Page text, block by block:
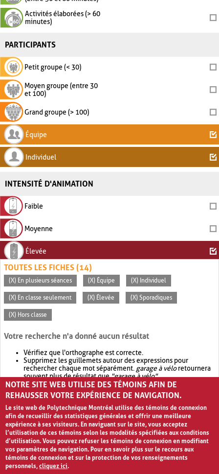
Activités élaborées (> 60
minutes)
PARTICIPANTS
Petit groupe (< 30)
Moyen groupe (entre 30
et 100)
Grand groupe (> 100)
Équipe
Individuel
INTENSITÉ D'ANIMATION
Faible
Moyenne
Élevée
TOUTES LES FICHES (14)
(X) En plusieurs séances (X) Équipe (X) Individuel
(X) En classe seulement (X) Élevée (X) Sporadiques
(X) Hors classe
Votre recherche n'a donné aucun résultat
Vérifiez que l'orthographe est correcte.
Supprimez les guillemets autour des expressions pour
rechercher chaque mot séparément. garage à véloretournera
souvent plus de résultat que"garage à vélo".
Envisagez d'élargir votre recherche avec OR.garage OR vélo
retournera souvent plus de résultat quegarage à vélo
NOTRE SITE WEB UTILISE DES TÉMOINS AFIN DE
REHAUSSER VOTRE EXPÉRIENCE DE NAVIGATION.
Le site web de Polytechnique Montréal utilise des témoins de connexion
afin de recueillir des statistiques générales et offrir une meilleure
expérience à ses visiteurs. En naviguant sur le site, vous acceptez
l’utilisation de ces témoins selon les modalités spécifiées aux conditions
d’utilisation. Vous pouvez refuser les témoins de connexion en modifiant
vos paramètres de navigation. Pour en savoir plus sur le recours aux
témoins de connexion et sur la protection de vos renseignements
personnels,cliquez ici.